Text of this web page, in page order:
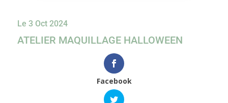
Le 3 Oct 2024
ATELIER MAQUILLAGE HALLOWEEN
Facebook